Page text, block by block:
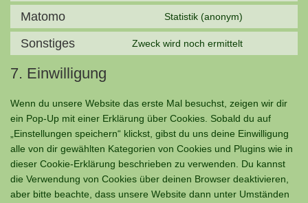
fonts
service
analytics
Matomo Statistik (anonym)
service
Sonstiges Zweck wird noch ermittelt
7. Einwilligung
Wenn du unsere Website das erste Mal besuchst, zeigen wir dir
ein Pop-Up mit einer Erklärung über Cookies. Sobald du auf
„Einstellungen speichern“ klickst, gibst du uns deine Einwilligung
alle von dir gewählten Kategorien von Cookies und Plugins wie in
dieser Cookie-Erklärung beschrieben zu verwenden. Du kannst
die Verwendung von Cookies über deinen Browser deaktivieren,
aber bitte beachte, dass unsere Website dann unter Umständen